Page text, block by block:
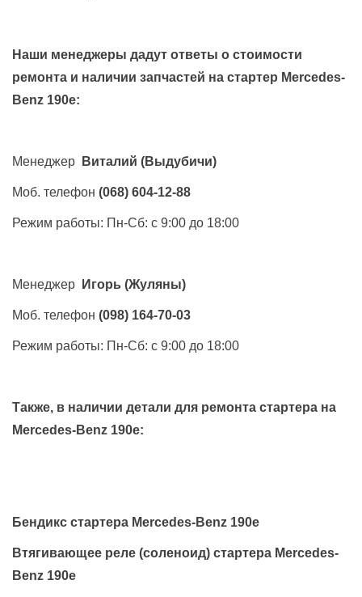
Наши менеджеры дадут ответы о стоимости
ремонта и наличии запчастей на стартер Mercedes-
Benz 190e:
Менеджер Виталий (Выдубичи)
Моб. телефон (068) 604-12-88
Режим работы: Пн-Сб: с 9:00 до 18:00
Менеджер Игорь (Жуляны)
Моб. телефон (098) 164-70-03
Режим работы: Пн-Сб: с 9:00 до 18:00
Также, в наличии детали для ремонта стартера на
Mercedes-Benz 190e:
Бендикс стартера Mercedes-Benz 190e
Втягивающее реле (соленоид) стартера Mercedes-
Benz 190e